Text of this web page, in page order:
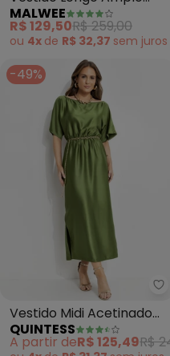
Folhagens (Verde)
MALWEE
R$ 129,50R$ 259,00
ou 4x de R$ 32,37 sem juros
-49%
Vestido Midi Acetinado
Verde com Manga
Morcego e Elástico na
QUINTESS
A partir deR$ 125,49R$